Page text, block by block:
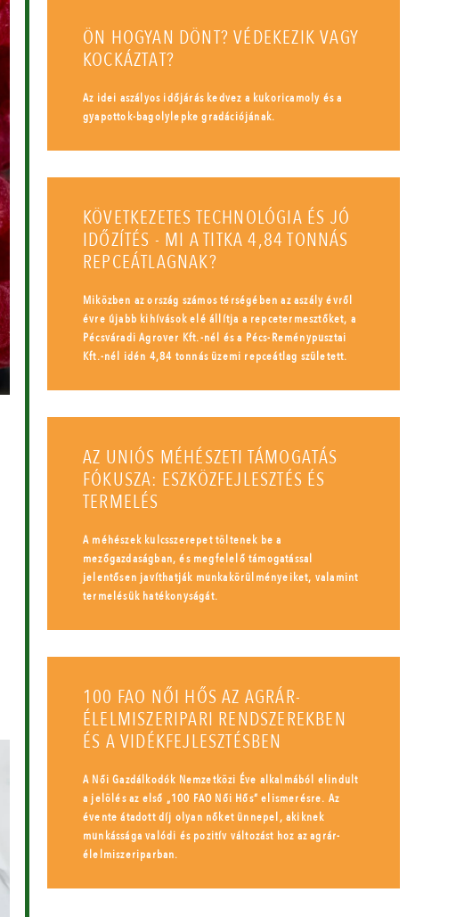
ÖN HOGYAN DÖNT? VÉDEKEZIK VAGY
KOCKÁZTAT?
Az idei aszályos időjárás kedvez a kukoricamoly és a
gyapottok-bagolylepke gradációjának.
KÖVETKEZETES TECHNOLÓGIA ÉS JÓ
IDŐZÍTÉS - MI A TITKA 4,84 TONNÁS
REPCEÁTLAGNAK?
Miközben az ország számos térségében az aszály évről
évre újabb kihívások elé állítja a repcetermesztőket, a
Pécsváradi Agrover Kft.-nél és a Pécs-Reménypusztai
Kft.-nél idén 4,84 tonnás üzemi repceátlag született.
AZ UNIÓS MÉHÉSZETI TÁMOGATÁS
FÓKUSZA: ESZKÖZFEJLESZTÉS ÉS
TERMELÉS
A méhészek kulcsszerepet töltenek be a
mezőgazdaságban, és megfelelő támogatással
jelentősen javíthatják munkakörülményeiket, valamint
termelésük hatékonyságát.
100 FAO NŐI HŐS AZ AGRÁR-
ÉLELMISZERIPARI RENDSZEREKBEN
ÉS A VIDÉKFEJLESZTÉSBEN
A Női Gazdálkodók Nemzetközi Éve alkalmából elindult
a jelölés az első „100 FAO Női Hős” elismerésre. Az
évente átadott díj olyan nőket ünnepel, akiknek
munkássága valódi és pozitív változást hoz az agrár-
élelmiszeriparban.